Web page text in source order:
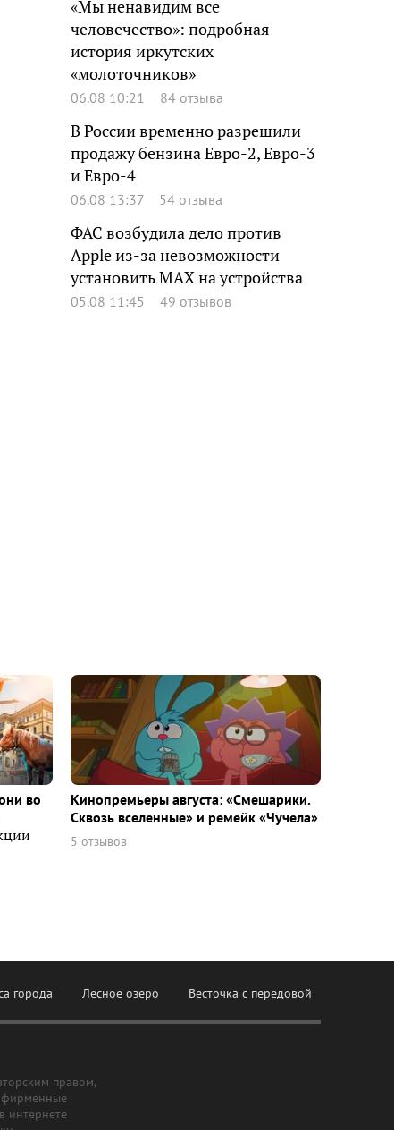
«Мы ненавидим все
человечество»: подробная
история иркутских
«молоточников»
06.08 10:21 84 отзыва
В России временно разрешили
продажу бензина Евро-2, Евро-3
и Евро-4
06.08 13:37 54 отзыва
ФАС возбудила дело против
Apple из-за невозможности
установить MAX на устройства
05.08 11:45 49 отзывов
во
Кинопремьеры августа: «Смешарики.
Сквозь вселенные» и ремейк «Чучела»
5 отзывов
города Лесное озеро Весточка с передовой
правом,
фирменные
интернете